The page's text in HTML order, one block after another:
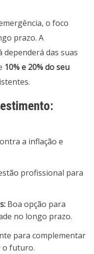
o foco
prazo. A
das suas
10% e 20% do seu
a inflação e
profissional para
Boa opção para
no longo prazo.
para complementar
o futuro.